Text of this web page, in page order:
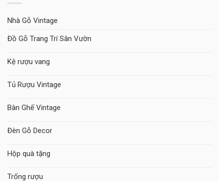
Nhà Gỗ Vintage
Đồ Gỗ Trang Trí Sân Vườn
Kệ rượu vang
Tủ Rượu Vintage
Bàn Ghế Vintage
Đèn Gỗ Decor
Hộp quà tặng
Trống rượu